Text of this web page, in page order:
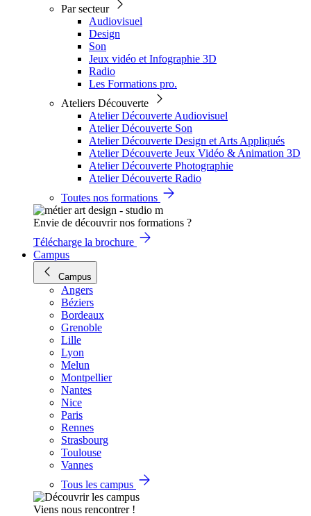
Par secteur
Audiovisuel
Design
Son
Jeux vidéo et Infographie 3D
Radio
Les Formations pro.
Ateliers Découverte
Atelier Découverte Audiovisuel
Atelier Découverte Son
Atelier Découverte Design et Arts Appliqués
Atelier Découverte Jeux Vidéo & Animation 3D
Atelier Découverte Photographie
Atelier Découverte Radio
Toutes nos formations
Envie de découvrir nos formations ?
Télécharge la brochure
Campus
Campus
Angers
Béziers
Bordeaux
Grenoble
Lille
Lyon
Melun
Montpellier
Nantes
Nice
Paris
Rennes
Strasbourg
Toulouse
Vannes
Tous les campus
Viens nous rencontrer !